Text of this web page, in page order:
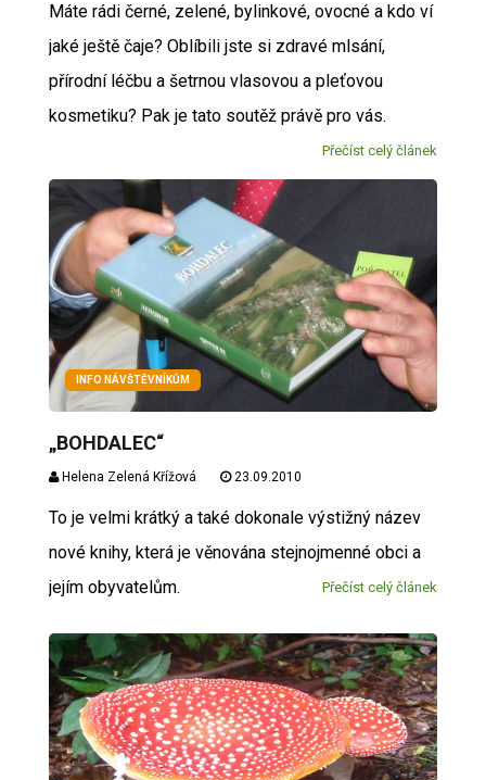
Máte rádi černé, zelené, bylinkové, ovocné a kdo ví
jaké ještě čaje? Oblíbili jste si zdravé mlsání,
přírodní léčbu a šetrnou vlasovou a pleťovou
kosmetiku? Pak je tato soutěž právě pro vás.
Přečíst celý článek
INFO NÁVŠTĚVNÍKŮM
„BOHDALEC“
Helena Zelená Křížová 23.09.2010
To je velmi krátký a také dokonale výstižný název
nové knihy, která je věnována stejnojmenné obci a
jejím obyvatelům.
Přečíst celý článek